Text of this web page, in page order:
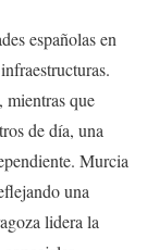
españolas en
mientras que
de día, una
Murcia
una
lidera la